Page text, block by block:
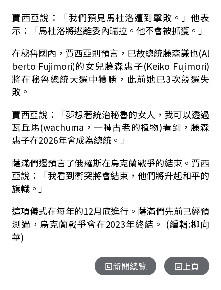
賈西亞說：「我們預見馬杜洛遭到擊敗。」他表
示：「馬杜洛將逃離委內瑞拉。他不會被抓獲。」
在秘魯國內，賈西亞則預言，已故總統藤森謙也(Al
berto Fujimori)的女兒藤森惠子(Keiko Fujimori)
將在秘魯總統大選中獲勝，此前她已3次競選失
敗。
賈西亞說：「夢想著統治秘魯的女人，我可以透過
瓦丘馬(wachuma，一種古老的植物)看到，藤森
惠子在2026年會成為總統。」
薩滿們還預言了俄羅斯在烏克蘭戰爭的結束。賈西
亞說：「我看到衝突將會結束，他們將升起和平的
旗幟。」
這項儀式在每年的12月底進行。薩滿們先前已經預
測過，烏克蘭戰爭會在2023年終結。 (編輯:柳向
華)
回新聞總覽 回上頁